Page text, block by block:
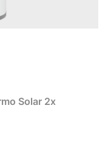
Solar 2x